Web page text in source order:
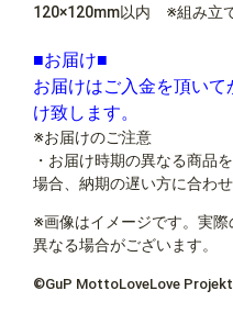
120×120mm以内 ※組み立
■お届け■
お届けはご入金を頂い
け致します。
※お届けのご注意
・お届け時期の異なる商品
場合、納期の遅い方に合わ
※画像はイメージです。実
異なる場合がございます。
©GuP MottoLoveLove Projekt